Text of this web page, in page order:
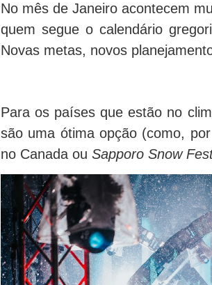
No mês de Janeiro acontecem
quem segue o calendário
Novas metas, novos
Para os países que estão no
são uma ótima opção (como,
no Canada ouSapporo Snow